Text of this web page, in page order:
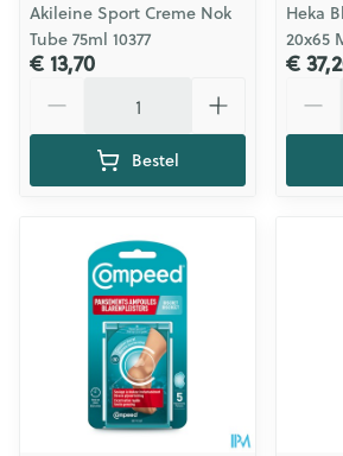
Akileine Sport Creme Nok
Tube 75ml 10377
€ 13,70
Bestel
Heka
20x65
€